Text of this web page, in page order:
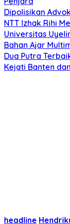
Dipolisikan
NTT Izhak Rihi
Universitas
Bahan Ajar
Dua Putra
Kejati Banten
headline